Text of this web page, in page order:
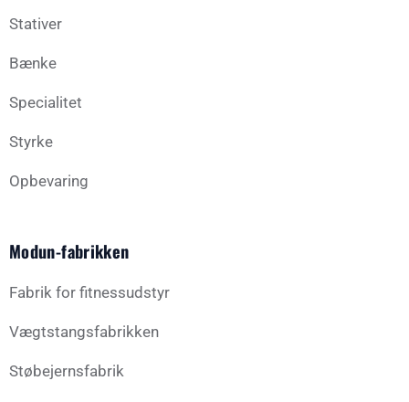
Stativer
Bænke
Specialitet
Styrke
Opbevaring
Modun-fabrikken
Fabrik for fitnessudstyr
Vægtstangsfabrikken
Støbejernsfabrik